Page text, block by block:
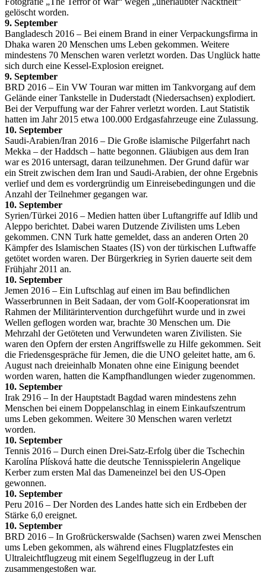
gelöscht worden.
9. September
Bangladesch 2016 – Bei einem Brand in einer Verpackungsfirma in
Dhaka waren 20 Menschen ums Leben gekommen. Weitere
mindestens 70 Menschen waren verletzt worden. Das Unglück hatte
sich durch eine Kessel-Explosion ereignet.
9. September
BRD 2016 – Ein VW Touran war mitten im Tankvorgang auf dem
Gelände einer Tankstelle in Duderstadt (Niedersachsen) explodiert.
Bei der Verpuffung war der Fahrer verletzt worden. Laut Statistik
hatten im Jahr 2015 etwa 100.000 Erdgasfahrzeuge eine Zulassung.
10. September
Saudi-Arabien/Iran 2016 – Die Große islamische Pilgerfahrt nach
Mekka – der Haddsch – hatte begonnen. Gläubigen aus dem Iran
war es 2016 untersagt, daran teilzunehmen. Der Grund dafür war
ein Streit zwischen dem Iran und Saudi-Arabien, der ohne Ergebnis
verlief und dem es vordergründig um Einreisebedingungen und die
Anzahl der Teilnehmer gegangen war.
10. September
Syrien/Türkei 2016 – Medien hatten über Luftangriffe auf Idlib und
Aleppo berichtet. Dabei waren Dutzende Zivilisten ums Leben
gekommen. CNN Turk hatte gemeldet, dass an anderen Orten 20
Kämpfer des Islamischen Staates (IS) von der türkischen Luftwaffe
getötet worden waren. Der Bürgerkrieg in Syrien dauerte seit dem
Frühjahr 2011 an.
10. September
Jemen 2016 – Ein Luftschlag auf einen im Bau befindlichen
Wasserbrunnen in Beit Sadaan, der vom Golf-Kooperationsrat im
Rahmen der Militärintervention durchgeführt wurde und in zwei
Wellen geflogen worden war, brachte 30 Menschen um. Die
Mehrzahl der Getöteten und Verwundeten waren Zivilisten. Sie
waren den Opfern der ersten Angriffswelle zu Hilfe gekommen. Seit
die Friedensgespräche für Jemen, die die UNO geleitet hatte, am 6.
August nach dreieinhalb Monaten ohne eine Einigung beendet
worden waren, hatten die Kampfhandlungen wieder zugenommen.
10. September
Irak 2916 – In der Hauptstadt Bagdad waren mindestens zehn
Menschen bei einem Doppelanschlag in einem Einkaufszentrum
ums Leben gekommen. Weitere 30 Menschen waren verletzt
worden.
10. September
Tennis 2016 – Durch einen Drei-Satz-Erfolg über die Tschechin
Karolína Plísková hatte die deutsche Tennisspielerin Angelique
Kerber zum ersten Mal das Dameneinzel bei den US-Open
gewonnen.
10. September
Peru 2016 – Der Norden des Landes hatte sich ein Erdbeben der
Stärke 6,0 ereignet.
10. September
BRD 2016 – In Großrückerswalde (Sachsen) waren zwei Menschen
ums Leben gekommen, als während eines Flugplatzfestes ein
Ultraleichtflugzeug mit einem Segelflugzeug in der Luft
zusammengestoßen war.